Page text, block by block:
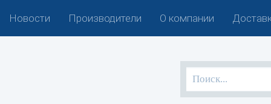
Новости Производители О компании